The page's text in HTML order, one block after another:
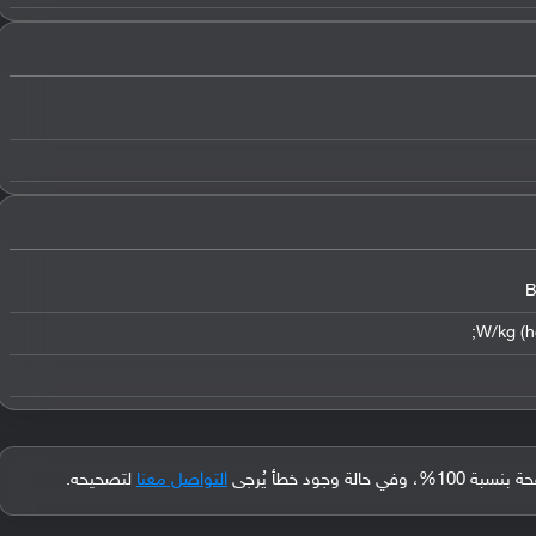
خطأ يُرجى التواصل معنا لتصحيحه.